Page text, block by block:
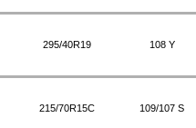
295/40R19 108 Y
215/70R15C 109/107 S